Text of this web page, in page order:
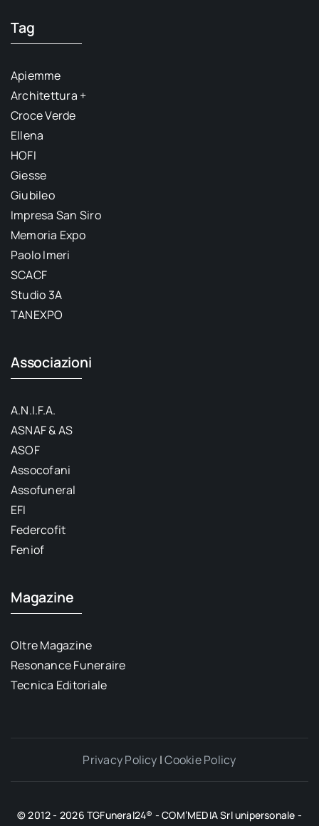
Tag
Apiemme
Architettura +
Croce Verde
Ellena
HOFI
Giesse
Giubileo
Impresa San Siro
Memoria Expo
Paolo Imeri
SCACF
Studio 3A
TANEXPO
Associazioni
A.N.I.F.A.
ASNAF & AS
ASOF
Assocofani
Assofuneral
EFI
Federcofit
Feniof
Magazine
Oltre Magazine
Resonance Funeraire
Tecnica Editoriale
Privacy Policy |Cookie Policy
© 2012 - 2026 TGFuneral24® - COM’MEDIA Srl unipersonale -